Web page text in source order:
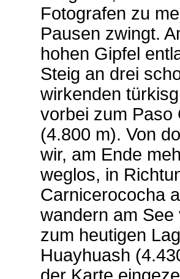
Fotografen zu
Pausen zwingt.
hohen Gipfel
Steig an drei
wirkenden
vorbei zum Paso
(4.800 m). Von
wir, am Ende
weglos, in
Carnicerococha
wandern am See
zum heutigen
Huayhuash